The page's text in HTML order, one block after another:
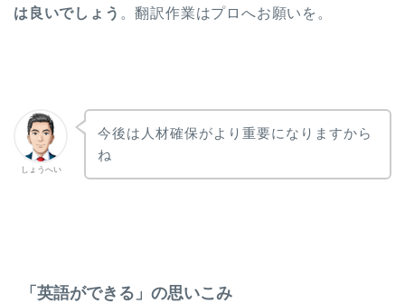
は良いでしょう 。翻訳作業はプロへお願いを。
しょうへい
今後は人材確保がより重要になりますから
ね
「英語ができる」の思いこみ